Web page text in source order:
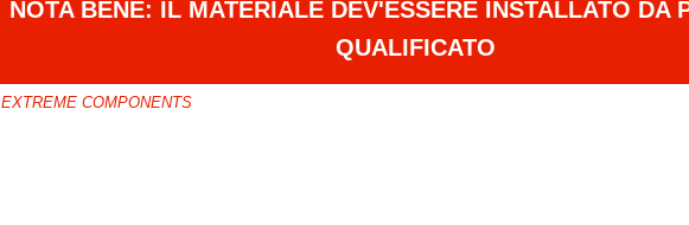
NOTA BENE: IL MATERIALE DEV'ESSERE INSTALLATO DA
QUALIFICATO
EXTREME COMPONENTS